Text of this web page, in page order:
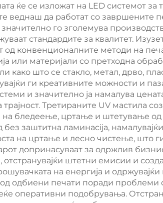
Врата Пенска
Машина
ќе се изложат на LED системот за
веднаш да работат со завршените
го зголемува
стандардите за квалитет.
конвенционалните методи на
материјали со претходна
што се стакло, метал, дрво,
ги креативните можности и
и значително ја намалува
Третираните UV мастила
бледеење, цртање и штетување
заштитна ламинacija,
на цртање и лесно чистење, што
допринасуваат за одржлив
штетни емисии и
на енергија и
одбиени печати поради
оперативни подобрувања.